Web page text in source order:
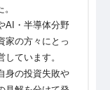
AI・半導体分野
家の方々にとっ
ています。
身の投資失敗や